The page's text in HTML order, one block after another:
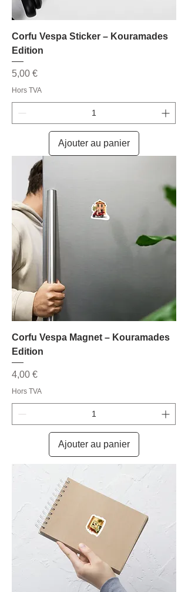
Corfu Vespa Sticker – Kouramades
Edition
Prix
5,00 €
Hors TVA
Ajouter au panier
Corfu Vespa Magnet – Kouramades
Edition
Prix
4,00 €
Hors TVA
Ajouter au panier